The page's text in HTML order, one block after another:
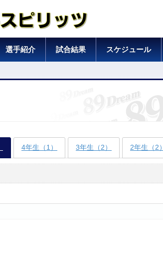
選手紹介 試合結果 スケジュール
4年生（1） 3年生（2） 2年生（2）